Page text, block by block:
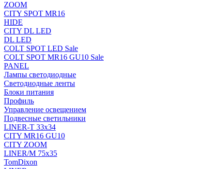
ZOOM
CITY SPOT MR16
HIDE
CITY DL LED
DL LED
COLT SPOT LED Sale
COLT SPOT MR16 GU10 Sale
PANEL
Лампы светодиодные
Светодиодные ленты
Блоки питания
Профиль
Управление освещением
Подвесные светильники
LINER-T 33x34
CITY MR16 GU10
CITY ZOOM
LINER/M 75х35
TomDixon